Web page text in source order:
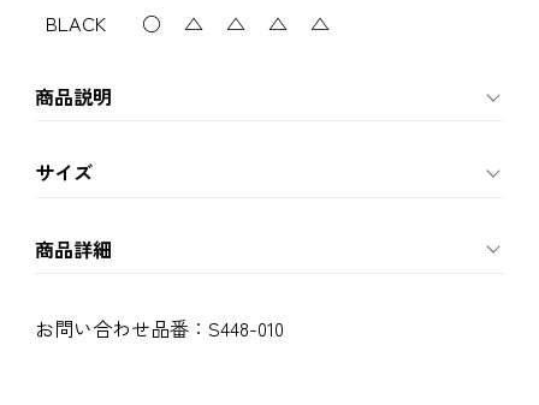
BLACK
○ △ △ △ △
商品説明
サイズ
商品詳細
お問い合わせ品番： S448-010